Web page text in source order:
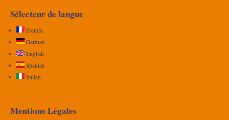
Sélecteur de langue
French
German
English
Spanish
Italian
Mentions Légales